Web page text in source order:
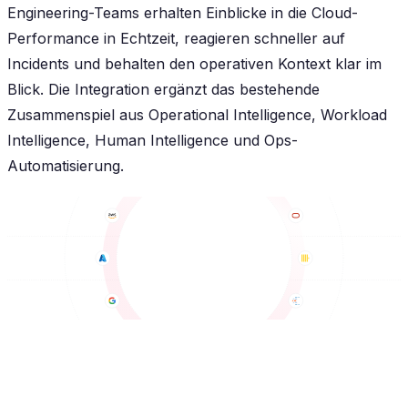
Engineering-Teams erhalten Einblicke in die Cloud-
Performance in Echtzeit, reagieren schneller auf
Incidents und behalten den operativen Kontext klar im
Blick. Die Integration ergänzt das bestehende
Zusammenspiel aus Operational Intelligence, Workload
Intelligence, Human Intelligence und Ops-
Automatisierung.